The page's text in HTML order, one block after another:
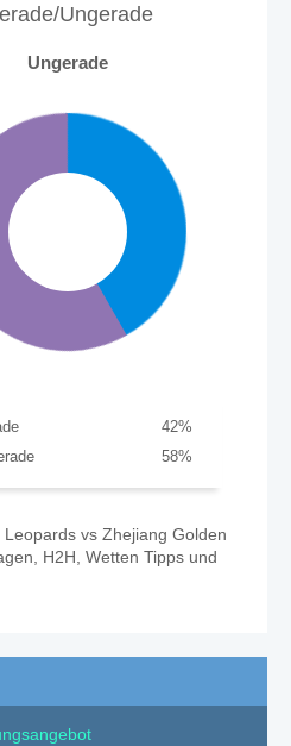
Ungerade
Ungerade
%
42
%
58
vs Zhejiang Golden
H2H, Wetten Tipps und